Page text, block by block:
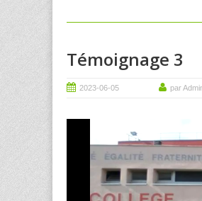
Témoignage 3
2023-06-05 par